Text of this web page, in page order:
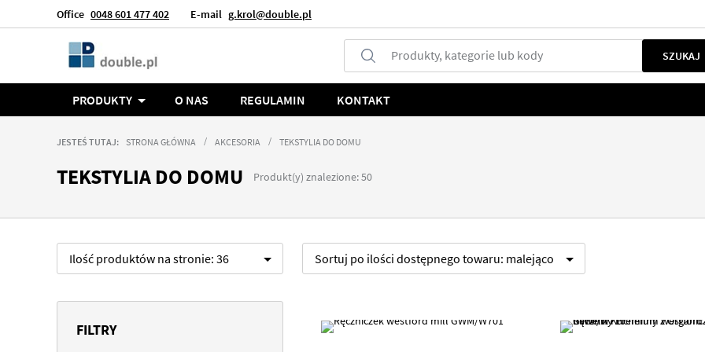
Office 0048 601 477 402 E-mail g.krol@double.pl
Język
Produkty, kategorie lub kody SZUKAJ
PRODUKTY O NAS REGULAMIN KONTAKT
JESTEŚ TUTAJ: STRONA GŁÓWNA AKCESORIA TEKSTYLIA DO DOMU
TEKSTYLIA DO DOMU Produkt(y) znalezione: 50
Ilość produktów na stronie: 36 Sortuj po ilości dostępnego towaru: malejąco
FILTRY